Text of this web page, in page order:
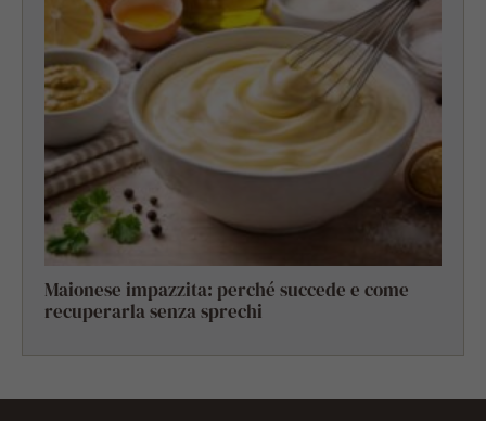
Maionese impazzita: perché succede e come
recuperarla senza sprechi